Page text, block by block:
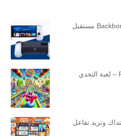
Backbone One – PlayStation Edition مستقبل
Fall Guys: Ultimate Knockout – لعبة التحدي
وتزيد تفاعل